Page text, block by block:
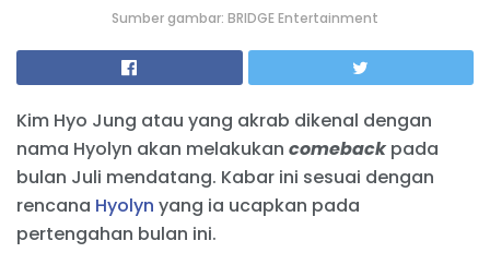
Sumber gambar: BRIDGE Entertainment
Kim Hyo Jung atau yang akrab dikenal dengan
nama Hyolyn akan melakukan comebackpada
bulan Juli mendatang. Kabar ini sesuai dengan
rencana Hyolyn yang ia ucapkan pada
pertengahan bulan ini.